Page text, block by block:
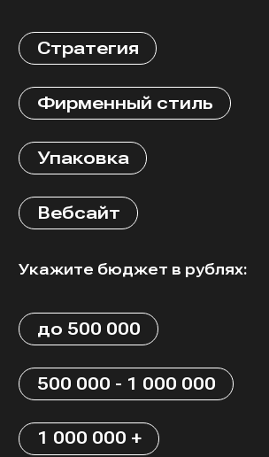
Стратегия
Фирменный стиль
Упаковка
Вебсайт
Укажите бюджет в рублях:
до 500 000
500 000 - 1 000 000
1 000 000 +